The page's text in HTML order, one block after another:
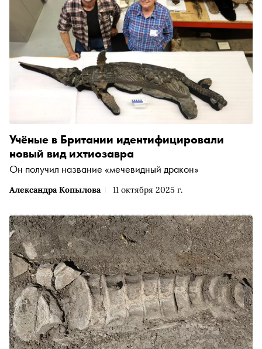
Александра Копылова 11 октября 2025 г.
Учёные в Британии идентифицировали
новый вид ихтиозавра
Он получил название «мечевидный дракон»